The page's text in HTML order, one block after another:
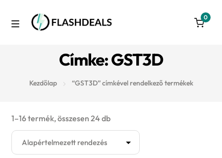
Skip
Skip
0
Azonnal raktárról
Konyha
Címke: GST3D
Kezdőlap “GST3D” címkével rendelkező termékek
1–16 termék, összesen 24 db